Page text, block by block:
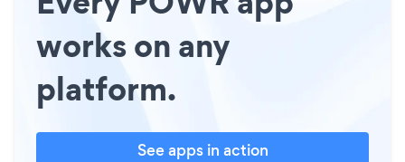
works on any
platform.
See apps in action